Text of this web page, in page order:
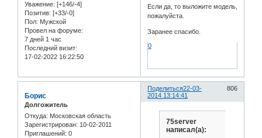
Уважение: [+146/-4]
Позитив: [+33/-0]
Пол: Мужской
Провел на форуме:
7 дней 1 час
Последний визит:
17-02-2022 16:22:50
Если да, то выложите модель,
пожалуйста.
Заранее спасибо.
0
Поделиться 806
22-03-
2014 13:14:41
Борис
Долгожитель
Откуда: Московская область
Зарегистрирован: 10-02-2011
Приглашений: 0
75server
написал(а):